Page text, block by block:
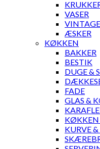
VASER
ÆSKER
KØKKEN
BAKKER
BESTIK
DUGE &
FADE
GLAS &
KØKKEN
KURVE &